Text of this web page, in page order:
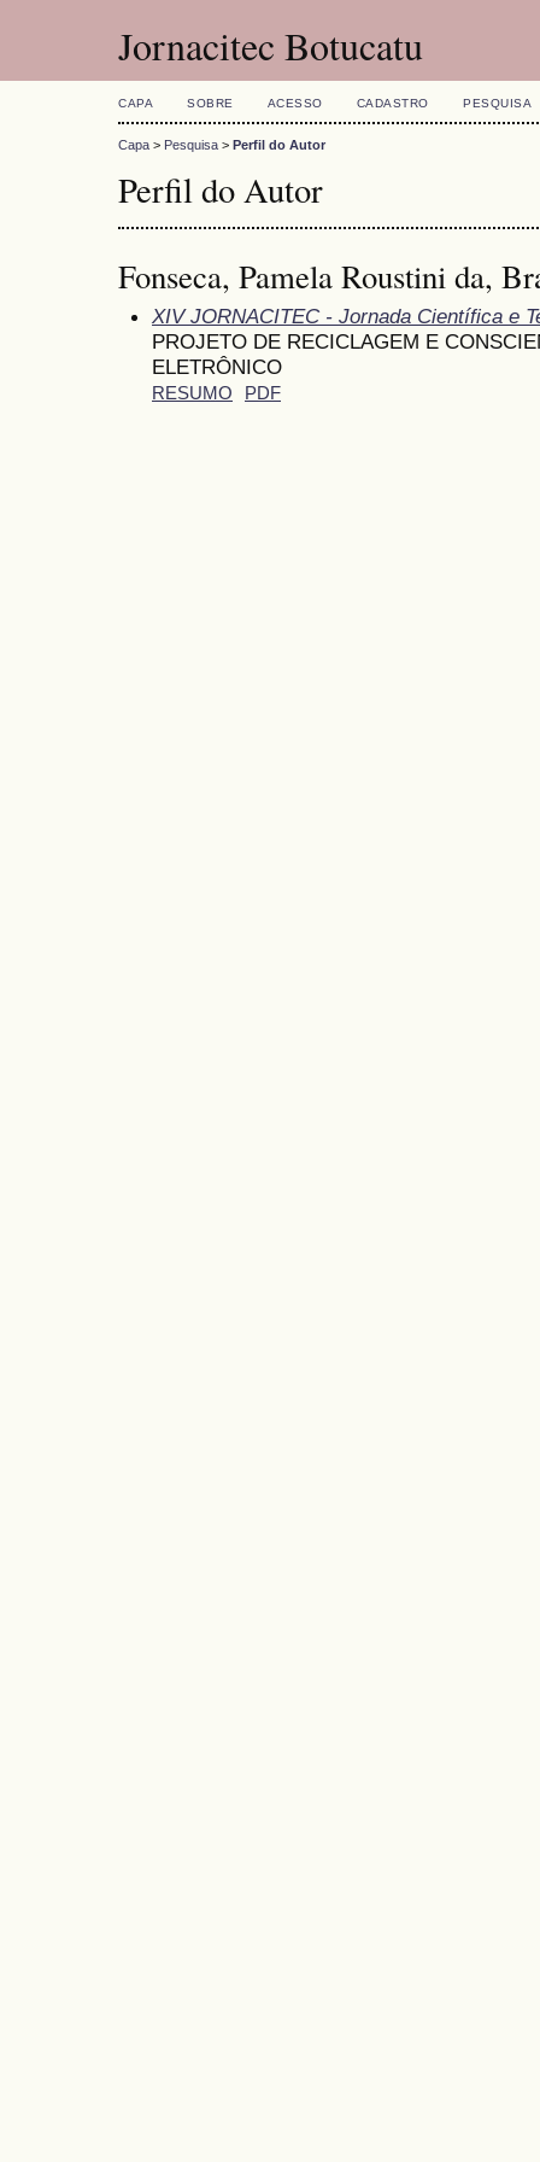
Jornacitec Botucatu
CAPA SOBRE ACESSO CADASTRO PESQUISA
Capa > Pesquisa > Perfil do Autor
Perfil do Autor
Fonseca, Pamela Roustini da,
XIV JORNACITEC - Jornada Científica e
PROJETO DE RECICLAGEM E
ELETRÔNICO
RESUMO PDF